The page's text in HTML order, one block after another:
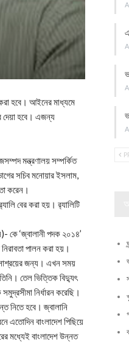
করা হবে। আইনের মাধ্যমে
দেয়া হবে। এজন্য
মন্ত্রণালয় সম্পর্কিত
সচিব মনোয়ার ইসলাম,
করেন।
বের করা হয়। র‌্যালিটি
কে ‘জ্বালানী পদক ২০১৪’
পালন করা হয়।
সাশ্রয়ের জন্য। এখন সময়
তেল ভিত্তিক বিদ্যুৎ
নির্ধারন করেছি।
নিতে হবে। জ্বালানি
বাংলাদেশ পিছিয়ে
মধ্যেই বাংলাদেশ উন্নত